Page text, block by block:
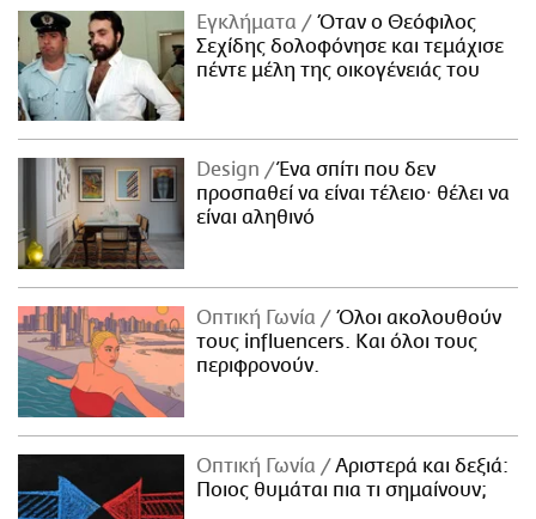
Εγκλήματα
Όταν ο Θεόφιλος
Σεχίδης δολοφόνησε και τεμάχισε
πέντε μέλη της οικογένειάς του
Design
Ένα σπίτι που δεν
προσπαθεί να είναι τέλειο· θέλει να
είναι αληθινό
Οπτική Γωνία
Όλοι ακολουθούν
τους influencers. Και όλοι τους
περιφρονούν.
Οπτική Γωνία
Αριστερά και δεξιά:
Ποιος θυμάται πια τι σημαίνουν;